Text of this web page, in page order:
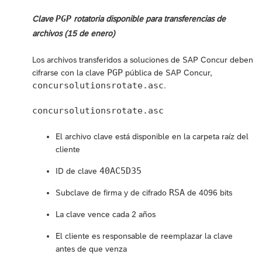
ClavePGP rotatoria disponible para transferencias de
archivos (15 de enero)
Los archivos transferidos a soluciones de SAP Concur deben
cifrarse con la clave PGP pública de SAP Concur,
concursolutionsrotate.asc.
concursolutionsrotate.asc
El archivo clave está disponible en la carpeta raíz del
cliente
ID de clave 40AC5D35
Subclave de firma y de cifrado RSA de 4096 bits
La clave vence cada 2 años
El cliente es responsable de reemplazar la clave
antes de que venza